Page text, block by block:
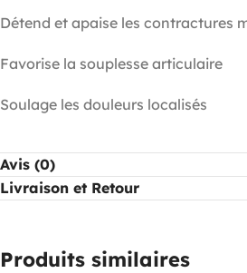
Détend et apaise les contractures
Favorise la souplesse articulaire
Soulage les douleurs localisés
Avis (0)
Livraison et Retour
Produits similaires